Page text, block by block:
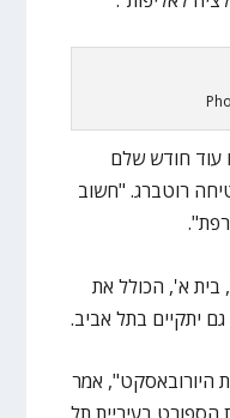
עוד חודש שלם
רוטברג. "חשוב
בית א', הכולל את
גם יתקיים בתל אביב.
היורובאסקט", אמר